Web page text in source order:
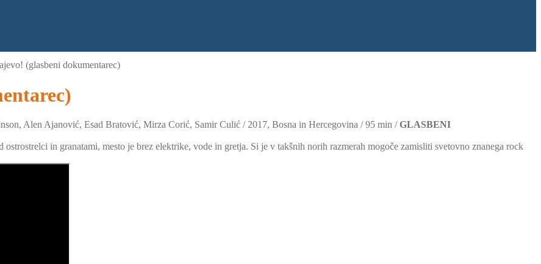
(glasbeni dokumentarec)
Alen Ajanović, Esad Bratović, Mirza Corić, Samir Culić / 2017, Bosna in Hercegovina / 95 min /GLASBENI
in granatami, mesto je brez elektrike, vode in gretja. Si je v takšnih norih razmerah mogoče zamisliti svetovno znanega rock